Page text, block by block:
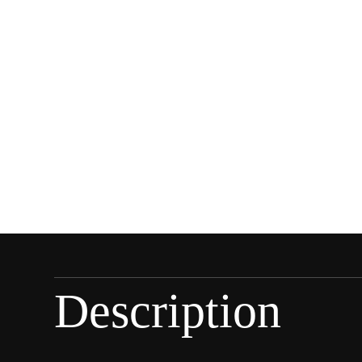
Description